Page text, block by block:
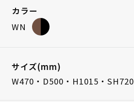
カラー
WN
サイズ(mm)
W470・D500・H1015・SH720